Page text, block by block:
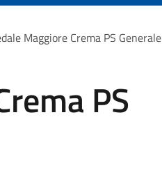
Maggiore Crema PS Generale
PS